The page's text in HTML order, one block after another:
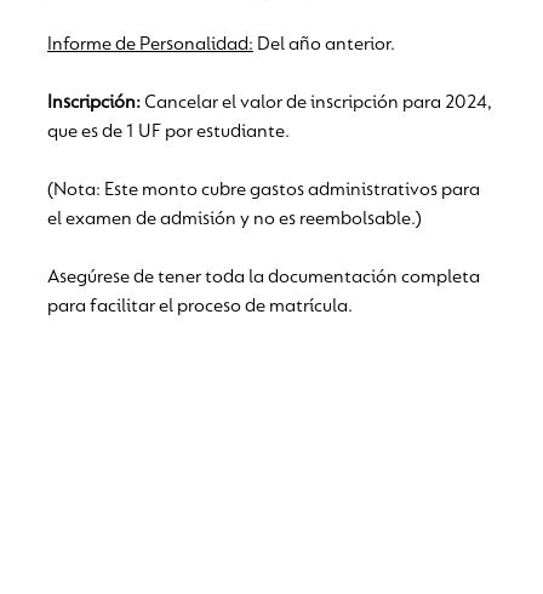
Informe de Personalidad: Del año anterior.
Inscripción: Cancelar el valor de inscripción para 2024,
que es de 1 UF por estudiante.
(Nota: Este monto cubre gastos administrativos para
el examen de admisión y no es reembolsable.)
Asegúrese de tener toda la documentación completa
para facilitar el proceso de matrícula.